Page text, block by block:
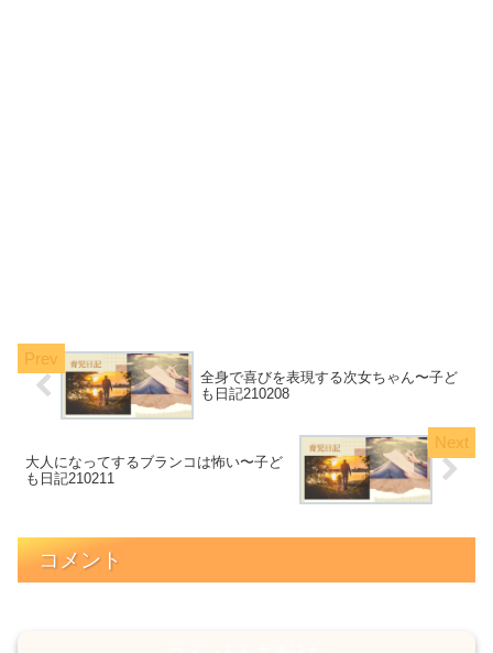
全身で喜びを表現する次女ちゃん〜子ど
も日記210208
大人になってするブランコは怖い〜子ど
も日記210211
コメント